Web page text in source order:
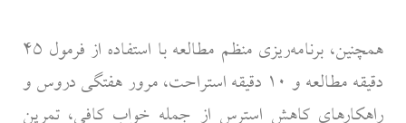
همچنین، برنامه‌ریزی منظم مطالعه با استفاده از فرمول ۴۵
دقیقه مطالعه و ۱۰ دقیقه استراحت، مرور هفتگی دروس و
راهکارهای کاهش استرس از جمله خواب کافی، تمرین